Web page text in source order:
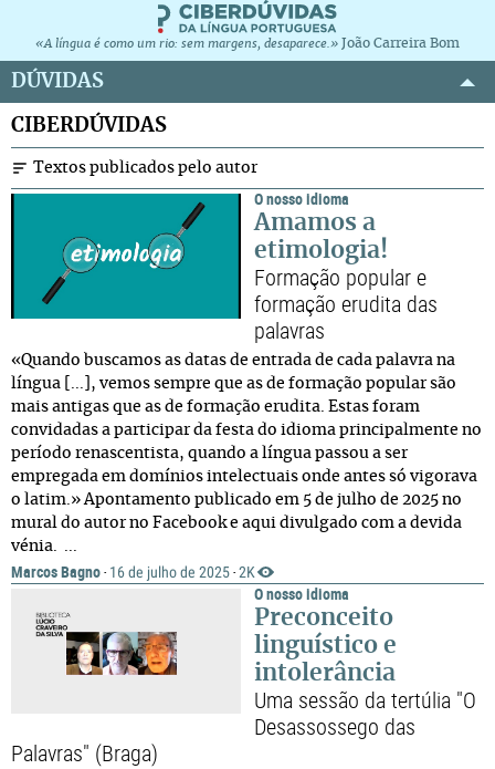
«A língua é como um rio: sem margens, desaparece.» João Carreira Bom
DÚVIDAS
CIBERDÚVIDAS
Textos publicados pelo autor
O nosso idioma
Amamos a
etimologia!
Formação popular e
formação erudita das
palavras
«Quando buscamos as datas de entrada de cada palavra na
língua [...], vemos sempre que as de formação popular são
mais antigas que as de formação erudita. Estas foram
convidadas a participar da festa do idioma principalmente no
período renascentista, quando a língua passou a ser
empregada em domínios intelectuais onde antes só vigorava
o latim.» Apontamento publicado em 5 de julho de 2025 no
mural do autor no Facebook e aqui divulgado com a devida
vénia. ...
Marcos Bagno · 16 de julho de 2025 · 2K
O nosso idioma
Preconceito
linguístico e
intolerância
Uma sessão da tertúlia "O
Desassossego das
Palavras" (Braga)